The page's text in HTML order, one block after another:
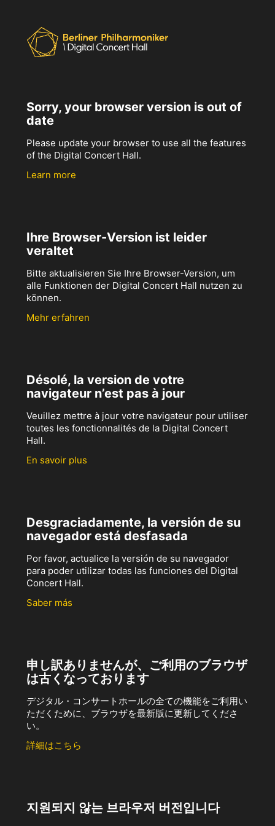
Sorry, your browser version is out of
date
Please update your browser to use all the features
of the Digital Concert Hall.
Learn more
Ihre Browser-Version ist leider
veraltet
Bitte aktualisieren Sie Ihre Browser-Version, um
alle Funktionen der Digital Concert Hall nutzen zu
können.
Mehr erfahren
Désolé, la version de votre
navigateur n’est pas à jour
Veuillez mettre à jour votre navigateur pour utiliser
toutes les fonctionnalités de la Digital Concert
Hall.
En savoir plus
Desgraciadamente, la versión de su
navegador está desfasada
Por favor, actualice la versión de su navegador
para poder utilizar todas las funciones del Digital
Concert Hall.
Saber más
申し訳ありませんが、ご利用のブラウザ
は古くなっております
デジタル・コンサートホールの全ての機能をご利用い
ただくために、ブラウザを最新版に更新してくださ
い。
詳細はこちら
지원되지 않는 브라우저 버전입니다